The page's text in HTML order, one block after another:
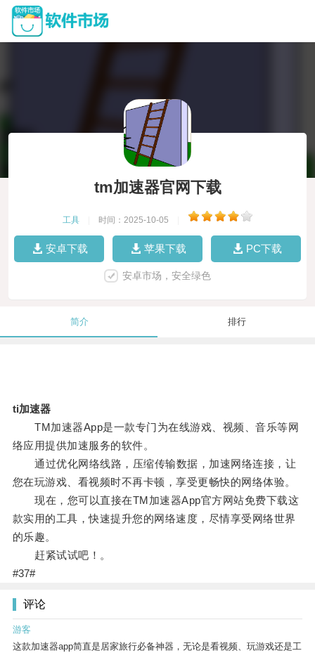
tm加速器官网下载
工具 时间：2025-10-05
安卓下载 苹果下载 PC下载
安卓市场，安全绿色
简介 排行
ti加速器
TM加速器App是一款专门为在线游戏、视频、音乐等网
络应用提供加速服务的软件。
通过优化网络线路，压缩传输数据，加速网络连接，让
您在玩游戏、看视频时不再卡顿，享受更畅快的网络体验。
现在，您可以直接在TM加速器App官方网站免费下载这
款实用的工具，快速提升您的网络速度，尽情享受网络世界
的乐趣。
赶紧试试吧！。
#37#
评论
游客
这款加速器app简直是居家旅行必备神器，无论是看视频、玩游戏还是工